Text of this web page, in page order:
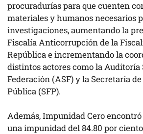
procuradurías para que cuenten
materiales y humanos necesarios
investigaciones, aumentando la
Fiscalía Anticorrupción de la
República e incrementando la
distintos actores como la Auditoría
Federación (ASF) y la Secretaría
Pública (SFP).
Además, Impunidad Cero encontró
una impunidad del 84.80 por